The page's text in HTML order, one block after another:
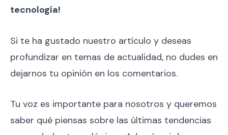
tecnología!
Si te ha gustado nuestro artículo y deseas
profundizar en temas de actualidad, no dudes en
dejarnos tu opinión en los comentarios.
Tu voz es importante para nosotros y queremos
saber qué piensas sobre las últimas tendencias